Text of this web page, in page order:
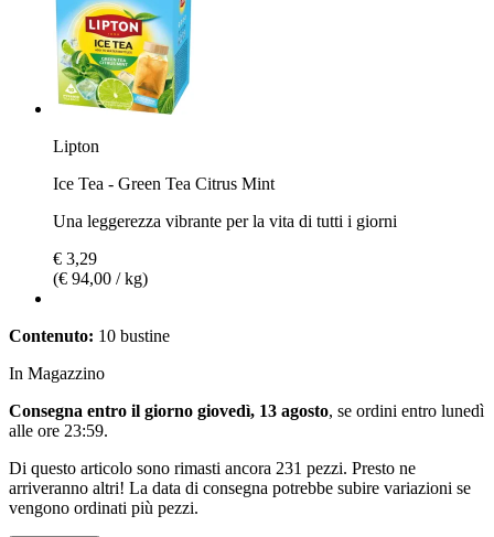
Lipton
Ice Tea - Green Tea Citrus Mint
Una leggerezza vibrante per la vita di tutti i giorni
€ 3,29
(€ 94,00 / kg)
Contenuto: 10 bustine
In Magazzino
Consegna entro il giorno giovedì, 13 agosto, se ordini entro lunedì
alle ore 23:59.
Di questo articolo sono rimasti ancora 231 pezzi. Presto ne
arriveranno altri! La data di consegna potrebbe subire variazioni se
vengono ordinati più pezzi.